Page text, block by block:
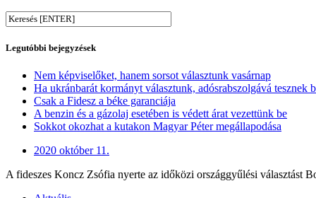
Legutóbbi bejegyzések
Nem képviselőket, hanem sorsot választunk vasárnap
Ha ukránbarát kormányt választunk, adósrabszolgává tesznek
Csak a Fidesz a béke garanciája
A benzin és a gázolaj esetében is védett árat vezettünk be
Sokkot okozhat a kutakon Magyar Péter megállapodása
2020 október 11.
A fideszes Koncz Zsófia nyerte az időközi országgyűlési választást